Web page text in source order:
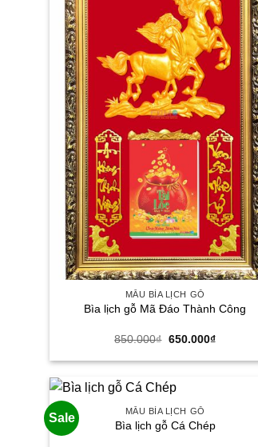
MẪU BÌA LỊCH GỖ
Bìa lịch gỗ Mã Đáo Thành Công
850.000₫ Giá
là:
650.000₫Giá
tại
Sale MẪU BÌA LỊCH GỖ
Bìa lịch gỗ Cá Chép